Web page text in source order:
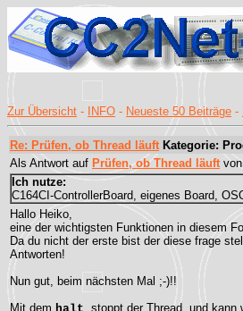
Zur Übersicht - INFO - Neueste 50 Beiträge -
Re: Prüfen, ob Thread läuftKategorie:
Als Antwort auf Prüfen, ob Thread läuftvon
Ich nutze:
C164CI-ControllerBoard, eigenes Board,
Hallo Heiko,
eine der wichtigsten Funktionen in diesem
Da du nicht der erste bist der diese frage
Antworten!
Nun gut, beim nächsten Mal ;-)!!
Mit dem
stoppt der Thread, und kann